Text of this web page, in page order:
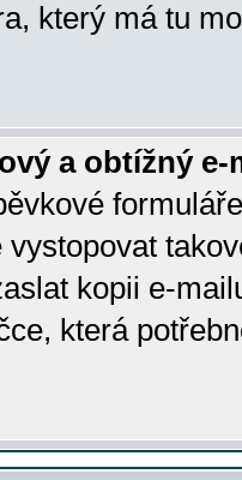
který má tu
a obtížný
kopii e-
která